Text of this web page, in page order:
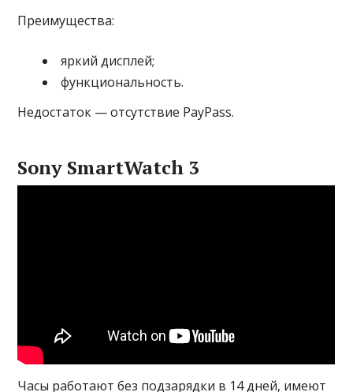
Преимущества:
яркий дисплей;
функциональность.
Недостаток — отсутствие PayPass.
Sony SmartWatch 3
Часы работают без подзарядки в 14 дней, имеют